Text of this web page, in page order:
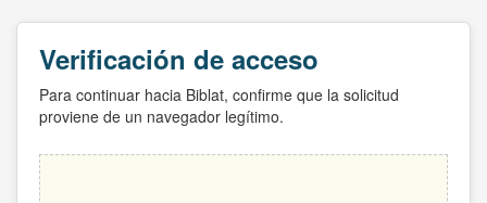
Verificación de acceso
Para continuar hacia Biblat, confirme que la solicitud
proviene de un navegador legítimo.